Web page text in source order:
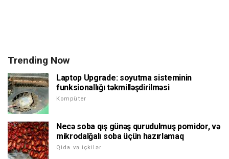
Trending Now
Laptop Upgrade: soyutma sisteminin
funksionallığı təkmilləşdirilməsi
Kompüter
Necə soba qış günəş qurudulmuş pomidor, və
mikrodalğalı soba üçün hazırlamaq
Qida və içkilər